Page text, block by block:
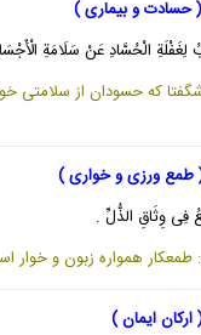
لِغَفْلَةِ الْحُسَّادِ عَنْ سَلَامَةِ
كه حسودان از سلامتى
فِى وِثَاقِ الذُّلِّ .
: طمعكار همواره زبون و خوار